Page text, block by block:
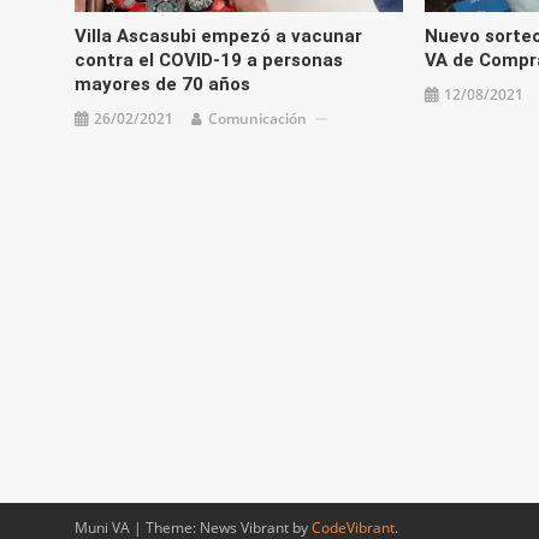
Villa Ascasubi empezó a vacunar
contra el COVID-19 a personas
mayores de 70 años
26/02/2021 Comunicación
Nuevo
VA de
12/08/2021
Muni VA | Theme: News Vibrant byCodeVibrant.